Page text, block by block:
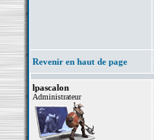
Revenir en haut de page
lpascalon
Administrateur